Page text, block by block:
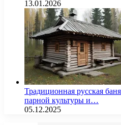
13.01.2026
Традиционная русская
парной культуры и…
05.12.2025